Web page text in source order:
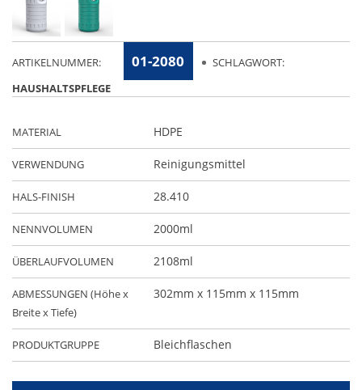
MATERIAL HDPE
VERWENDUNG Reinigungsmittel
HALS-FINISH 28.410
NENNVOLUMEN 2000ml
ÜBERLAUFVOLUMEN 2108ml
ABMESSUNGEN (Höhe x
Breite x Tiefe)
302mm x 115mm x 115mm
PRODUKTGRUPPE Bleichflaschen
ARTIKELNUMMER: 01-2080
SCHLAGWORT:
HAUSHALTSPFLEGE